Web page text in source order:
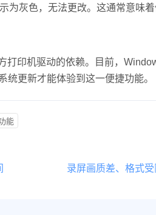
为灰色，无法更改。这通常意味
打印机驱动的依赖。目前，
更新才能体验到这一便捷功能。
能
录屏画质差、格式